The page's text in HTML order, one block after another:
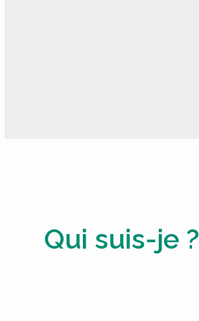
Qui suis-je ?